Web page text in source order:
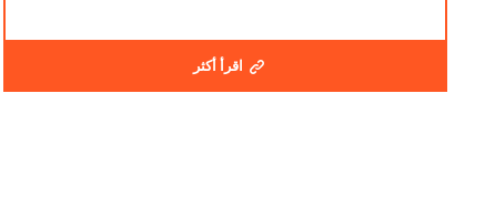
اقرأ أكثر